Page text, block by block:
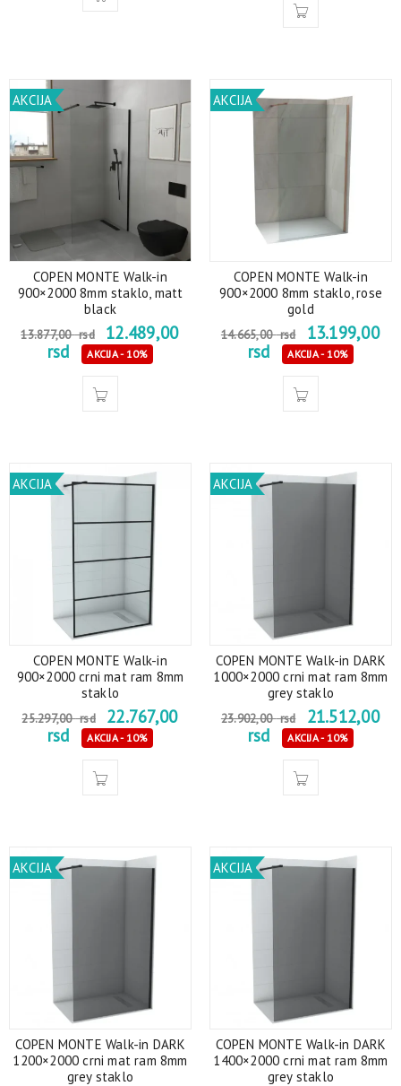
AKCIJA
COPEN MONTE Walk-in
900×2000 8mm staklo, matt
black
13.877,00rsd
12.489,00
rsd
AKCIJA - 10%
AKCIJA
COPEN MONTE Walk-in
900×2000 8mm staklo, rose
gold
14.665,00rsd
13.199,00
rsd
AKCIJA - 10%
AKCIJA
COPEN MONTE Walk-in
900×2000 crni mat ram 8mm
staklo
25.297,00rsd
22.767,00
rsd
AKCIJA - 10%
AKCIJA
COPEN MONTE Walk-in DARK
1000×2000 crni mat ram 8mm
grey staklo
23.902,00rsd
21.512,00
rsd
AKCIJA - 10%
AKCIJA
COPEN MONTE Walk-in DARK
1200×2000 crni mat ram 8mm
grey staklo
AKCIJA
COPEN MONTE Walk-in DARK
1400×2000 crni mat ram 8mm
grey staklo